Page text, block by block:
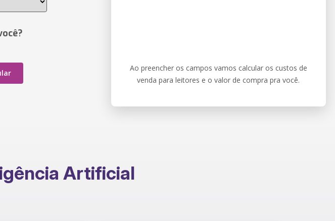
Ao preencher os campos vamos calcular os custos de
venda para leitores e o valor de compra pra você.
Artificial